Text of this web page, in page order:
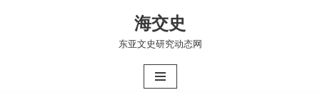
海交史
东亚文史研究动态网